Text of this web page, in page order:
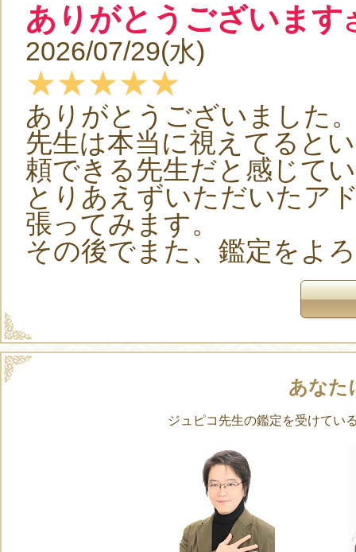
ありがとうございます
2026/07/29(水)
★★★★★
ありがとうございました
先生は本当に視えてると
頼できる先生だと感じて
とりあえずいただいたア
張ってみます。
その後でまた、鑑定をよ
あなた
ジュピコ先生の鑑定を受けてい